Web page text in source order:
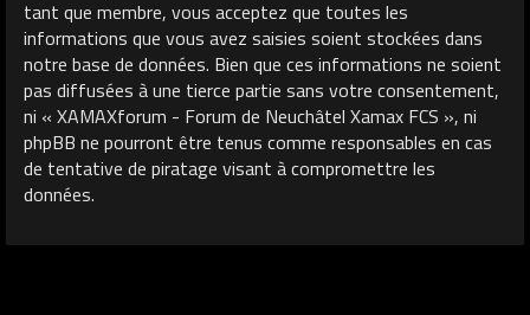
tant que membre, vous acceptez que toutes les
informations que vous avez saisies soient stockées dans
notre base de données. Bien que ces informations ne soient
pas diffusées à une tierce partie sans votre consentement,
ni « XAMAXforum - Forum de Neuchâtel Xamax FCS », ni
phpBB ne pourront être tenus comme responsables en cas
de tentative de piratage visant à compromettre les
données.